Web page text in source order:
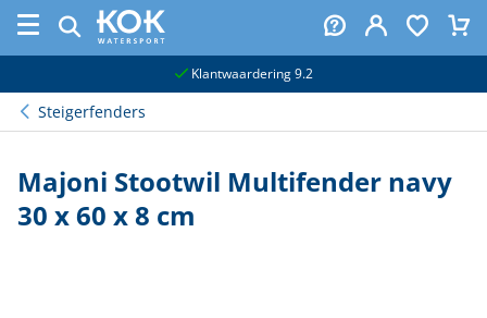
Klantwaardering 9.2
Steigerfenders
Majoni Stootwil Multifender navy
30 x 60 x 8 cm